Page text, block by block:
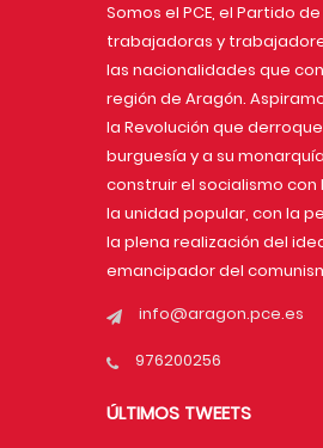
Somos el PCE, el Partido
trabajadoras y
las nacionalidades que
región de Aragón.
la Revolución que
burguesía y a su
construir el socialismo con
la unidad popular, con la
la plena realización del
emancipador del
info@aragon.pce.es
976200256
ÚLTIMOS TWEETS